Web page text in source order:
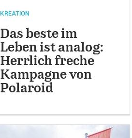
KREATION
Das beste im
Leben ist analog:
Herrlich freche
Kampagne von
Polaroid